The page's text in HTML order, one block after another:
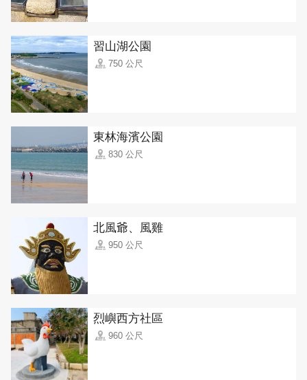
習山湖公園
750 公尺
東林海濱公園
830 公尺
北風爺、風雞
950 公尺
烈嶼西方社區
960 公尺